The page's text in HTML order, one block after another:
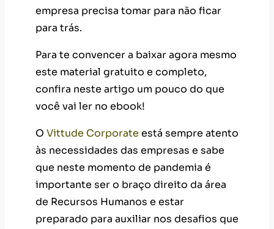
empresa precisa tomar para não ficar
para trás.
Para te convencer a baixar agora mesmo
este material gratuito e completo,
confira neste artigo um pouco do que
você vai ler no ebook!
O Vittude Corporate está sempre atento
às necessidades das empresas e sabe
que neste momento de pandemia é
importante ser o braço direito da área
de Recursos Humanos e estar
preparado para auxiliar nos desafios que